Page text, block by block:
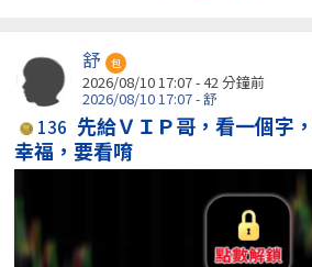
舒 包
2026/08/10 17:07 -42 分鐘前
2026/08/10 17:07 - 舒
136 先給ＶＩＰ哥，看一個字
幸福，要看唷